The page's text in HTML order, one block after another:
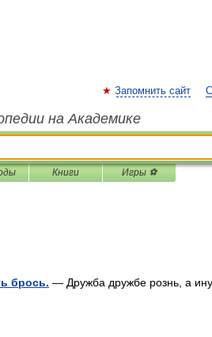
Запомнить сайт
на Академике
Книги Игры ⚽
брось. — Дружба дружбе рознь, а